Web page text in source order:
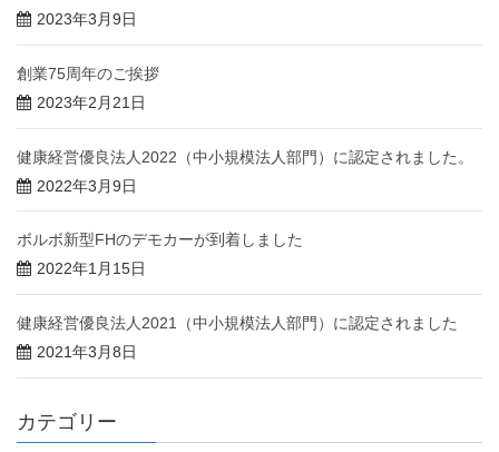
2023年3月9日
創業75周年のご挨拶
2023年2月21日
健康経営優良法人2022（中小規模法人部門）に認定されました。
2022年3月9日
ボルボ新型FHのデモカーが到着しました
2022年1月15日
健康経営優良法人2021（中小規模法人部門）に認定されました
2021年3月8日
カテゴリー